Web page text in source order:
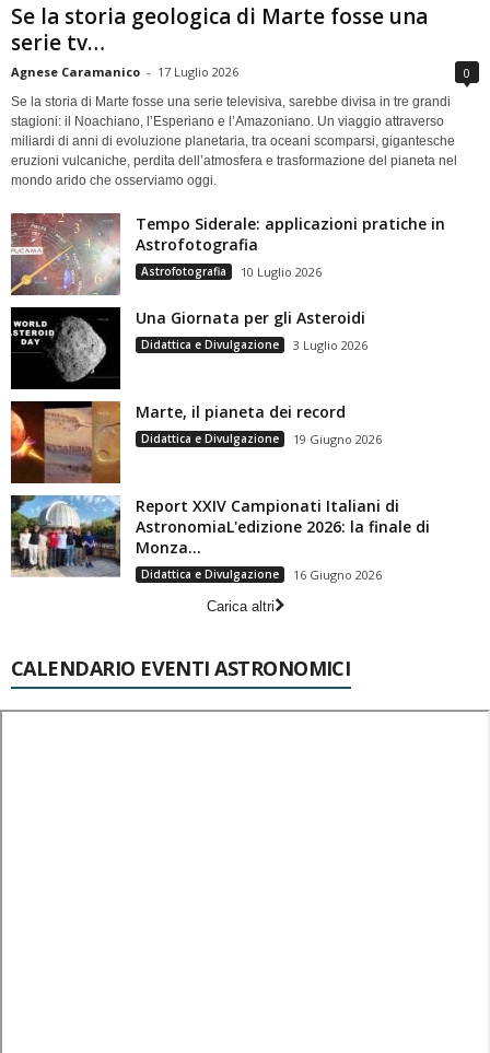
Se la storia geologica di Marte fosse una
serie tv…
Agnese Caramanico - 17 Luglio 2026 0
Se la storia di Marte fosse una serie televisiva, sarebbe divisa in tre grandi
stagioni: il Noachiano, l’Esperiano e l’Amazoniano. Un viaggio attraverso
miliardi di anni di evoluzione planetaria, tra oceani scomparsi, gigantesche
eruzioni vulcaniche, perdita dell’atmosfera e trasformazione del pianeta nel
mondo arido che osserviamo oggi.
Tempo Siderale: applicazioni pratiche in
Astrofotografia
Astrofotografia 10 Luglio 2026
Una Giornata per gli Asteroidi
Didattica e Divulgazione 3 Luglio 2026
Marte, il pianeta dei record
Didattica e Divulgazione 19 Giugno 2026
Report XXIV Campionati Italiani di
AstronomiaL'edizione 2026: la finale di
Monza...
Didattica e Divulgazione
16 Giugno 2026
Carica altri
CALENDARIO EVENTI ASTRONOMICI